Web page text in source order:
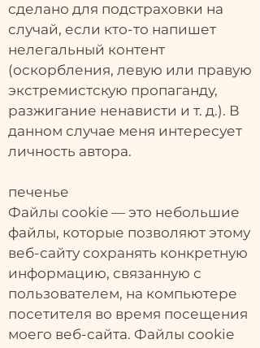
сделано для подстраховки на
случай, если кто-то напишет
нелегальный контент
(оскорбления, левую или правую
экстремистскую пропаганду,
разжигание ненависти и т. д.). В
данном случае меня интересует
личность автора.
печенье
Файлы cookie — это небольшие
файлы, которые позволяют этому
веб-сайту сохранять конкретную
информацию, связанную с
пользователем, на компьютере
посетителя во время посещения
моего веб-сайта. Файлы cookie